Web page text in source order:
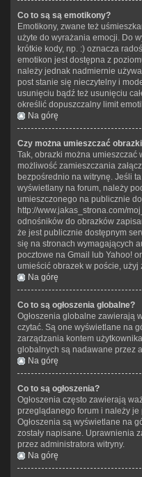
Co to są są emotikony?
Emotikony, zwane też
użyte do wyrażania emocji. Do
krótkie kody, np. :) oznacza
emotikon jest dostępna z
należy jednak nadmiernie
post stanie się nieczytelny i
usunięciu bądź też usunięciu
określić dopuszczalny limit
Na górę
Czy można umieszczać
Tak, obrazki można umieszczać
możliwość zamieszczania
bezpośrednio na witrynę. Jeśli
wyświetlany na forum, należy
umieszczonego na publicznie
http://www.jakas_strona.com/
odnośników do obrazków
że jest publicznie dostępnym
się na stronach wymagających
pocztowe na Gmail lub Yahoo!
umieścić obrazek w poście, użyj
Na górę
Co to są ogłoszenia globalne?
Ogłoszenia globalne zawierają
czytać. Są one wyświetlane na
zarządzania kontem
globalnych są nadawane przez
Na górę
Co to są ogłoszenia?
Ogłoszenia często zawierają
przeglądanego forum i należy je
Ogłoszenia są wyświetlane na
zostały napisane. Uprawnienia
przez administratora witryny.
Na górę